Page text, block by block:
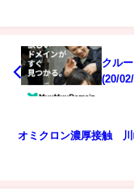
クル
(20/
オミクロン濃厚接触 川